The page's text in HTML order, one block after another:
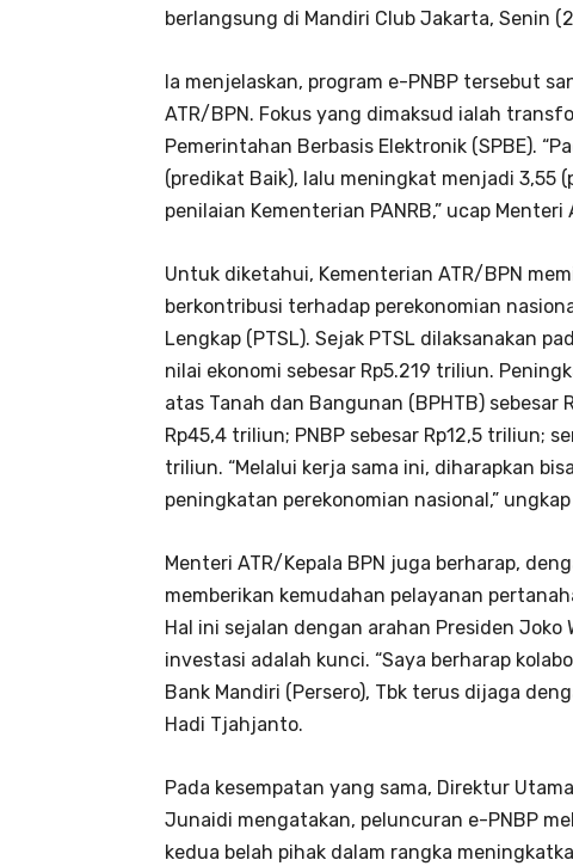
berlangsung di Mandiri Club Jakarta, Senin
Ia menjelaskan, program e-PNBP tersebut
ATR/BPN. Fokus yang dimaksud ialah
Pemerintahan Berbasis Elektronik (SPBE).
(predikat Baik), lalu meningkat menjadi 3,55
penilaian Kementerian PANRB,” ucap Menteri
Untuk diketahui, Kementerian ATR/BPN
berkontribusi terhadap perekonomian
Lengkap (PTSL). Sejak PTSL dilaksanakan
nilai ekonomi sebesar Rp5.219 triliun.
atas Tanah dan Bangunan (BPHTB) sebesar
Rp45,4 triliun; PNBP sebesar Rp12,5 triliun;
triliun. “Melalui kerja sama ini, diharapkan
peningkatan perekonomian nasional,”
Menteri ATR/Kepala BPN juga berharap,
memberikan kemudahan pelayanan
Hal ini sejalan dengan arahan Presiden
investasi adalah kunci. “Saya berharap
Bank Mandiri (Persero), Tbk terus dijaga
Hadi Tjahjanto.
Pada kesempatan yang sama, Direktur
Junaidi mengatakan, peluncuran e-PNBP
kedua belah pihak dalam rangka